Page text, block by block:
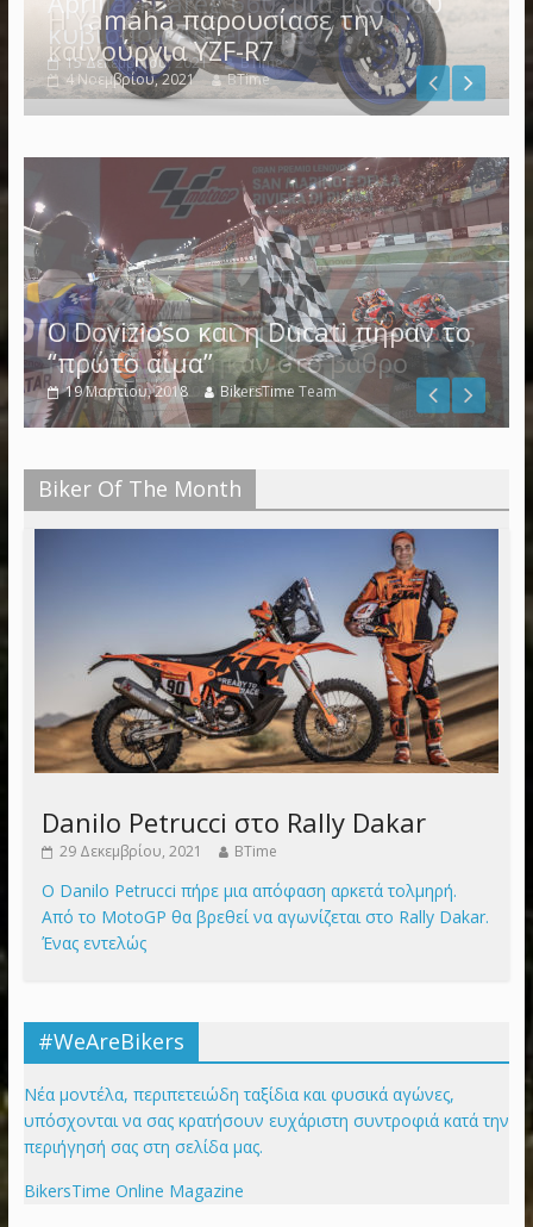
Η Yamaha παρουσίασε την
καινούργια YZF-R7
4 Νοεμβρίου, 2021 BTime
Ο Dovizioso και η Ducati πήραν το
“πρώτο αίμα”
19 Μαρτίου, 2018 BikersTime Team
Biker Of The Month
Danilo Petrucci στο Rally Dakar
29 Δεκεμβρίου, 2021 BTime
Ο Danilo Petrucci πήρε μια απόφαση αρκετά τολμηρή.
Από το MotoGP θα βρεθεί να αγωνίζεται στο Rally Dakar.
Ένας εντελώς
#WeAreBikers
Νέα μοντέλα, περιπετειώδη ταξίδια και φυσικά αγώνες,
υπόσχονται να σας κρατήσουν ευχάριστη συντροφιά κατά την
περιήγησή σας στη σελίδα μας.
BikersTime Online Magazine